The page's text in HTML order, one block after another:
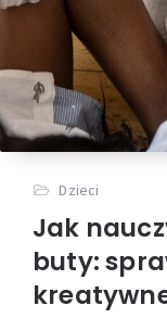
Dzieci
Jak
buty: